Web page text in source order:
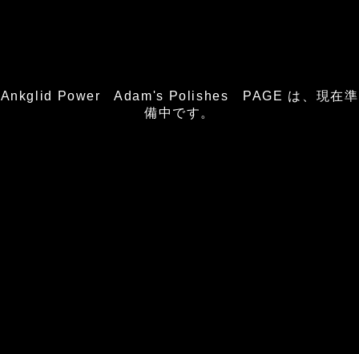
Ankglid Power Adam's Polishes PAGE は、現在準
備中です。